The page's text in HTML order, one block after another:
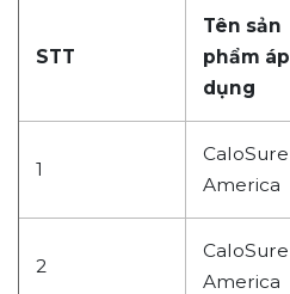
STT
Tên sản
phẩm áp
dụng
1
CaloSure
America
2
CaloSure
America